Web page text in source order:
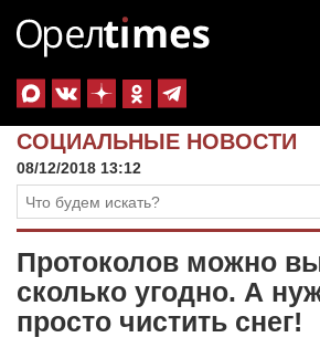
СОЦИАЛЬНЫЕ НОВОСТИ
08/12/2018 13:12
Протоколов можно
сколько угодно. А
просто чистить снег!